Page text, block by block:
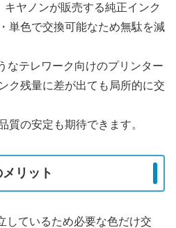
ヤノンが販売する純正インク
単色で交換可能なため無駄を減
なテレワーク向けのプリンター
ク残量に差が出ても局所的に交
質の安定も期待できます。
リット
しているため必要な色だけ交